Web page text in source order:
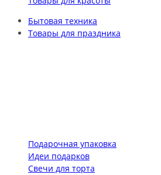
Бытовая техника
Товары для праздника
Подарочная упаковка
Идеи подарков
Свечи для торта